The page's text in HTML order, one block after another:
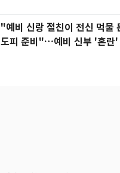
"예비 신랑 절친이 전신 먹물
도피 준비"…예비 신부 '혼란'